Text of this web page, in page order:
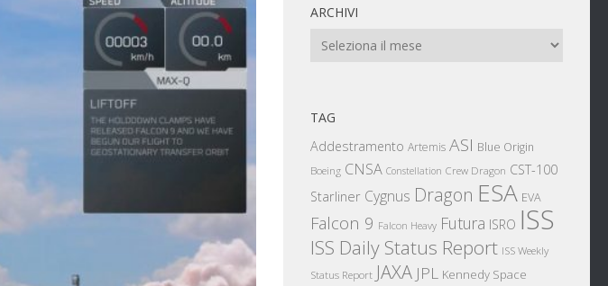
ARCHIVI
Archivi
TAG
Addestramento Artemis ASI Blue Origin
Boeing CNSA Constellation Crew Dragon CST-100
Starliner Cygnus Dragon ESA EVA
Falcon 9 Falcon Heavy Futura ISRO ISS
ISS Daily Status Report ISS Weekly
Status Report JAXA JPL Kennedy Space